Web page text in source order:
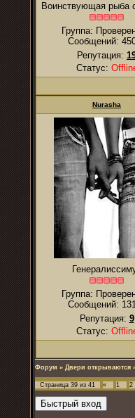
Воинствующая рыба
Группа:
Сообщений:
Репутация:
Статус:
Nurаsha
Группа:
Сообщений:
Репутация: 9
Статус:
Форум » Двери открываются
Страница 39 из 41 « 1 2